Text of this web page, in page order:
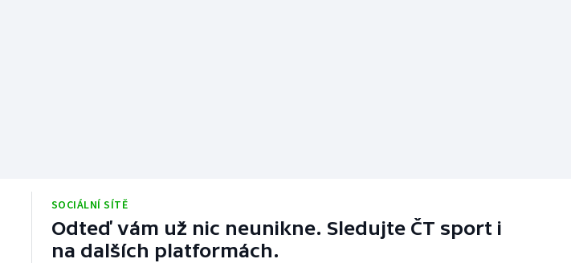
SOCIÁLNÍ SÍTĚ
Odteď vám už nic neunikne. Sledujte ČT sport i
na dalších platformách.